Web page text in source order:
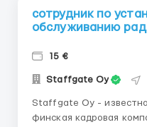
сотрудник по
обслуживанию
15 €
Staffgate Oy
Staffgate Oy -
финская кадровая